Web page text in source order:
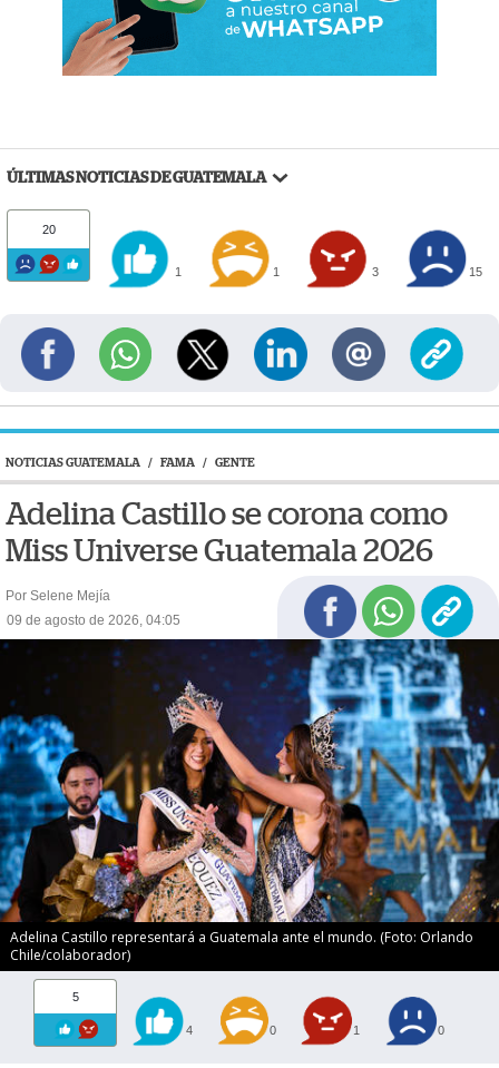
ÚLTIMAS NOTICIAS DE GUATEMALA
20
1 1 3 15
NOTICIAS GUATEMALA / FAMA / GENTE
Adelina Castillo se corona como
Miss Universe Guatemala 2026
Por Selene Mejía
09 de agosto de 2026, 04:05
Adelina Castillo representará a Guatemala ante el mundo. (Foto: Orlando
Chile/colaborador)
5
4 0 1 0